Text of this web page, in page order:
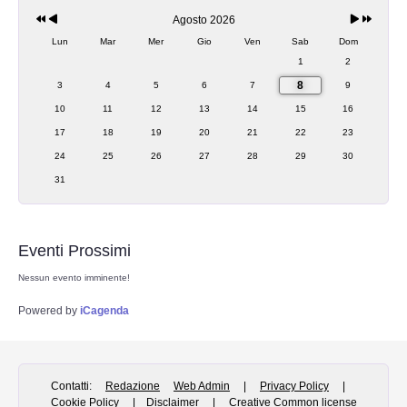
Redazione
Storia Greco Romana
Storia Medioevale
Storia Moderna
Agosto 2026
Lun Mar Mer Gio Ven Sab
Dom
1
2
3 4 5 6 7 8 9
10 11 12 13 14 15 16
17 18 19 20 21 22 23
24 25 26 27 28 29 30
31
Eventi Prossimi
Nessun evento imminente!
Powered by iCagenda
Contatti: Redazione Web Admin | Privacy Policy |
Cookie Policy| Disclaimer| Creative Common license